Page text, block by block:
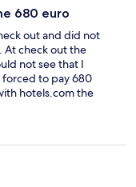
680 euro
out and did not
At check out the
not see that I
forced to pay 680
hotels.com the
I still got no refund.
with
said she got it.
Pro: charming
Cons: pretty